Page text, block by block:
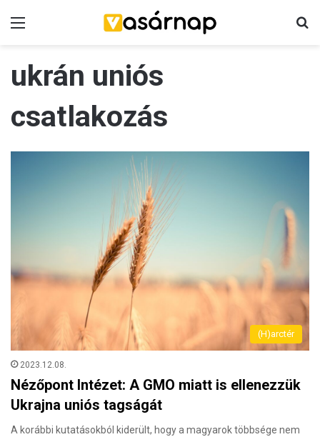
ukrán uniós
csatlakozás
(H)arctér
2023.12.08.
Nézőpont Intézet: A GMO miatt is ellenezzük
Ukrajna uniós tagságát
A korábbi kutatásokból kiderült, hogy a magyarok többsége nem